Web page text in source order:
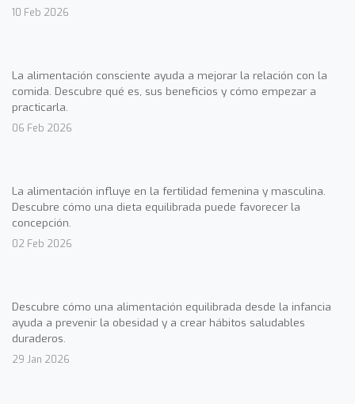
10 Feb 2026
La alimentación consciente ayuda a mejorar la relación con la
comida. Descubre qué es, sus beneficios y cómo empezar a
practicarla.
06 Feb 2026
La alimentación influye en la fertilidad femenina y masculina.
Descubre cómo una dieta equilibrada puede favorecer la
concepción.
02 Feb 2026
Descubre cómo una alimentación equilibrada desde la infancia
ayuda a prevenir la obesidad y a crear hábitos saludables
duraderos.
29 Jan 2026